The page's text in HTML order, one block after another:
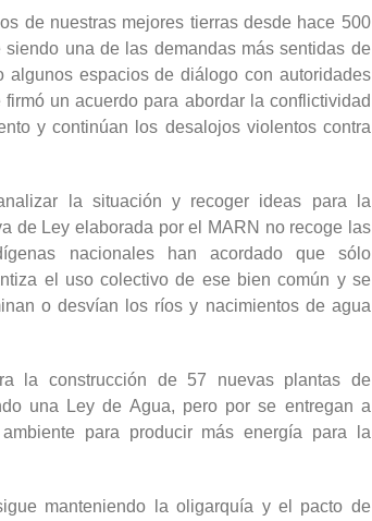
de nuestras mejores tierras desde hace 500
una de las demandas más sentidas de
algunos espacios de diálogo con autoridades
un acuerdo para abordar la conflictividad
y continúan los desalojos violentos contra
la situación y recoger ideas para la
de Ley elaborada por el MARN no recoge las
nacionales han acordado que sólo
el uso colectivo de ese bien común y se
o desvían los ríos y nacimientos de agua
la construcción de 57 nuevas plantas de
una Ley de Agua, pero por se entregan a
para producir más energía para la
manteniendo la oligarquía y el pacto de